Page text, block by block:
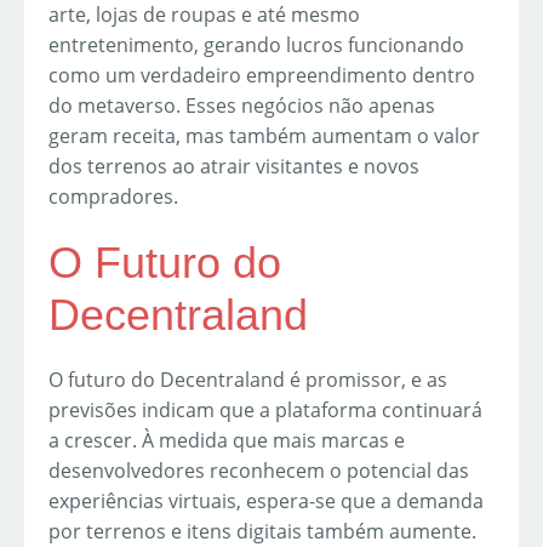
arte, lojas de roupas e até mesmo
entretenimento, gerando lucros funcionando
como um verdadeiro empreendimento dentro
do metaverso. Esses negócios não apenas
geram receita, mas também aumentam o valor
dos terrenos ao atrair visitantes e novos
compradores.
O Futuro do
Decentraland
O futuro do Decentraland é promissor, e as
previsões indicam que a plataforma continuará
a crescer. À medida que mais marcas e
desenvolvedores reconhecem o potencial das
experiências virtuais, espera-se que a demanda
por terrenos e itens digitais também aumente.